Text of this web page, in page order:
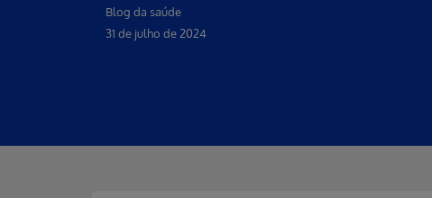
Blog da saúde
31 de julho de 2024